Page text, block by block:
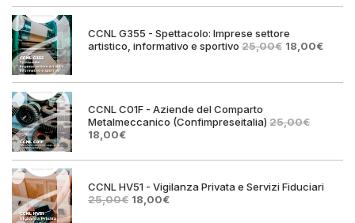
era:
è:
CCNL G355 - Spettacolo: Imprese settore
artistico, informativo e sportivo 25,00€ Il
era:
18,00€Il
è:
CCNL C01F - Aziende del Comparto
Metalmeccanico (Confimpreseitalia) 25,00€
Il
originale
25,00€.
18,00€Il
attuale
18,00€.
CCNL HV51 - Vigilanza Privata e Servizi Fiduciari
25,00€ Il18,00€Il